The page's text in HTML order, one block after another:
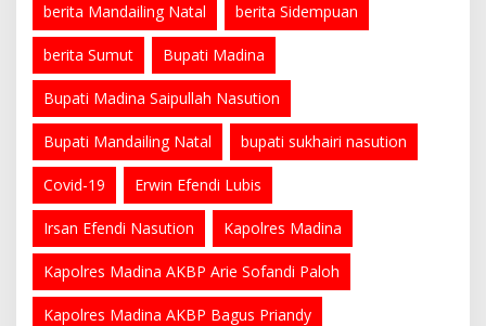
berita Mandailing Natal berita Sidempuan
berita Sumut Bupati Madina
Bupati Madina Saipullah Nasution
Bupati Mandailing Natal bupati sukhairi nasution
Covid-19 Erwin Efendi Lubis
Irsan Efendi Nasution Kapolres Madina
Kapolres Madina AKBP Arie Sofandi Paloh
Kapolres Madina AKBP Bagus Priandy